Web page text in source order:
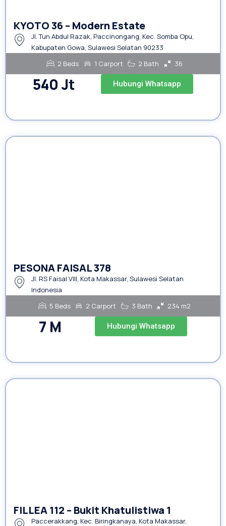
KYOTO 36 – Modern Estate
Jl. Tun Abdul Razak, Paccinongang, Kec. Somba Opu,
Kabupaten Gowa, Sulawesi Selatan 90233
2 Beds
1 Carport 2 Bath 36
540 Jt Hubungi Whatsapp
PESONA FAISAL 378
Jl. RS Faisal VIII, Kota Makassar, Sulawesi Selatan
Indonesia
5 Beds
2 Carport 3 Bath 234 m2
7 M Hubungi Whatsapp
FILLEA 112 – Bukit Khatulistiwa 1
Paccerakkang, Kec. Biringkanaya, Kota Makassar,